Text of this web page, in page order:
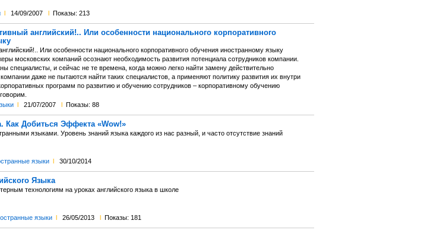
l 14/09/2007 l Показы: 213
английский!.. Или особенности национального корпоративного
Или особенности национального корпоративного обучения иностранному языку
московских компаний осознают необходимость развития потенциала сотрудников компании.
специалисты, и сейчас не те времена, когда можно легко найти замену действительно
даже не пытаются найти таких специалистов, а применяют политику развития их внутри
программ по развитию и обучению сотрудников – корпоративному обучению
l 21/07/2007 l Показы: 88
Как Добиться Эффекта «Wow!»
языками. Уровень знаний языка каждого из нас разный, и часто отсутствие знаний
языки l 30/10/2014
Языка
технологиям на уроках английского языка в школе
языки l 26/05/2013 l Показы: 181